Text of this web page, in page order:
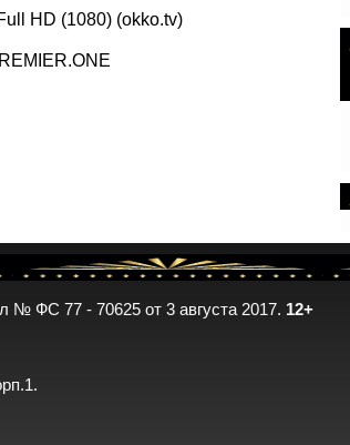
HD (1080) (okko.tv)
№ ФС 77 - 70625 от 3 августа 2017. 12+